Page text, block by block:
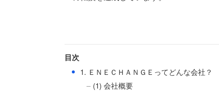
目次
● 1. ＥＮＥＣＨＡＮＧＥってどんな会社？
(1) 会社概要